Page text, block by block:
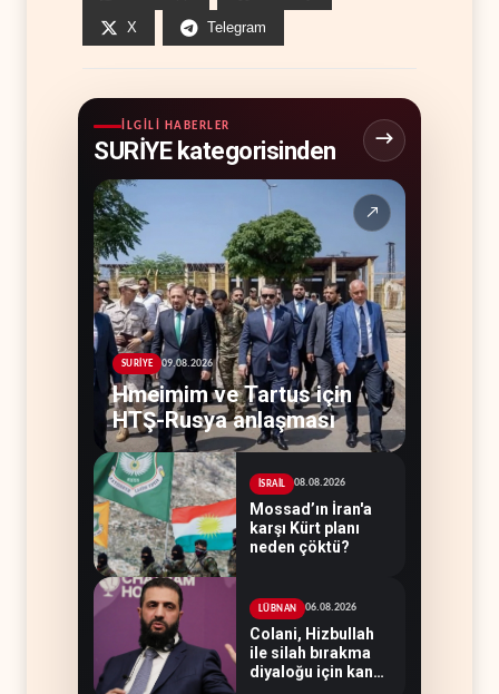
X Telegram
İLGILI HABERLER
SURİYE kategorisinden
↗
SURİYE 09.08.2026
Hmeimim ve Tartus için
HTŞ-Rusya anlaşması
İSRAİL 08.08.2026
Mossad’ın İran'a
karşı Kürt planı
neden çöktü?
LÜBNAN 06.08.2026
Colani, Hizbullah
ile silah bırakma
diyaloğu için kanal